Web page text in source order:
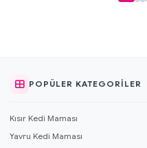
POPÜLER KATEGORILER
Kısır Kedi Maması
Yavru Kedi Maması